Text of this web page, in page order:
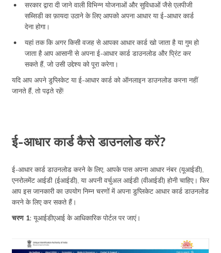
सरकार द्वारा दी जाने वाली विभिन्न योजनाओं और सुविधाओं जैसे एलपीजी
सब्सिडी का फ़ायदा उठाने के लिए आपको अपना आधार या ई-आधार कार्ड
देना होगा।
यहां तक कि अगर किसी वजह से आपका आधार कार्ड खो जाता है या गुम हो
जाता है आप आसानी से अपना ई-आधार कार्ड डाउनलोड और प्रिंट कर
सकते हैं, जो उसी उद्देश्य को पूरा करेगा।
यदि आप अपने डुप्लिकेट या ई-आधार कार्ड को ऑनलाइन डाउनलोड करना नहीं
जानते हैं, तो पढ़ते रहें!
ई-आधार कार्ड कैसे डाउनलोड करें?
ई-आधार कार्ड डाउनलोड करने के लिए, आपके पास अपना आधार नंबर (यूआईडी),
एनरोलमेंट आईडी (ईआईडी), या अपनी वर्चुअल आईडी (वीआईडी) होनी चाहिए। फिर
आप इस जानकारी का उपयोग निम्न चरणों में अपना डुप्लिकेट आधार कार्ड डाउनलोड
करने के लिए कर सकते हैं।
चरण 1: यूआईडीएआई के आधिकारिक पोर्टल पर जाएं।